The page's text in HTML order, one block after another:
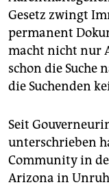
Gesetz zwingt
permanent
macht nicht nur
schon die Suche
die Suchenden
Seit
unterschrieben
Community in
Arizona in